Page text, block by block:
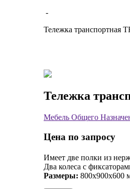
-
Тележка транспортная
Тележка
Мебель Общего
Цена по запросу
Имеет две полки из
Два колеса с
Размеры: 800х900х600